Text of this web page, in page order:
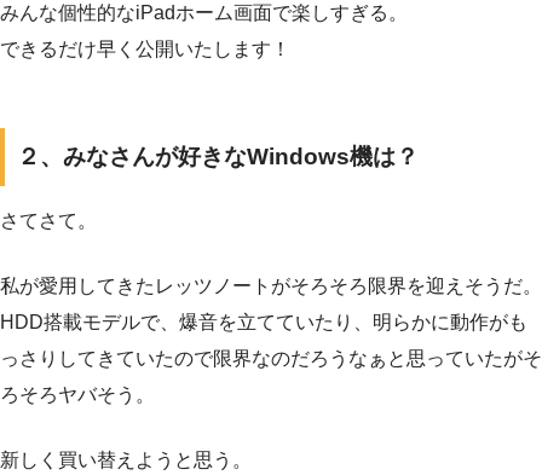
みんな個性的なiPadホーム画面で楽しすぎる。
できるだけ早く公開いたします！
２、みなさんが好きなWindows機は？
さてさて。
私が愛用してきたレッツノートがそろそろ限界を迎えそうだ。
HDD搭載モデルで、爆音を立てていたり、明らかに動作がも
っさりしてきていたので限界なのだろうなぁと思っていたがそ
ろそろヤバそう。
新しく買い替えようと思う。